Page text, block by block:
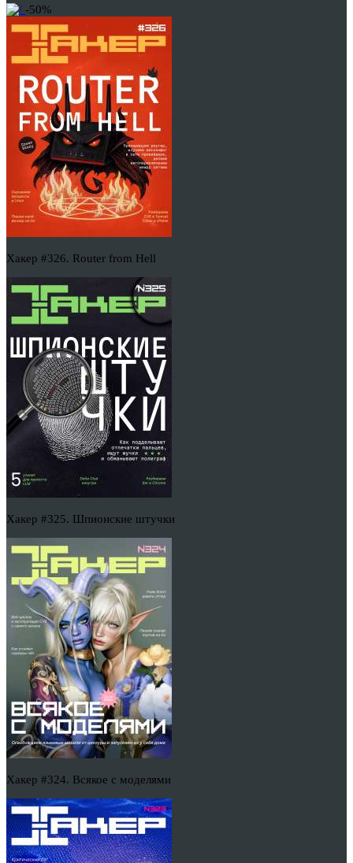
-50%
Хакер #326. Router from Hell
Хакер #325. Шпионские штучки
Хакер #324. Всякое с моделями